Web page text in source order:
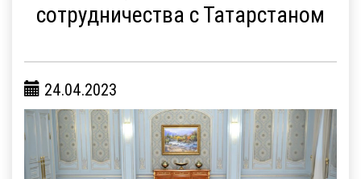
сотрудничества с Татарстаном
24.04.2023